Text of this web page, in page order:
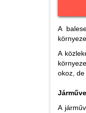
A
A
okoz,
A